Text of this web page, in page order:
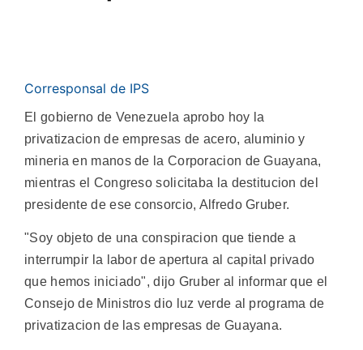
Corresponsal de IPS
El gobierno de Venezuela aprobo hoy la
privatizacion de empresas de acero, aluminio y
mineria en manos de la Corporacion de Guayana,
mientras el Congreso solicitaba la destitucion del
presidente de ese consorcio, Alfredo Gruber.
"Soy objeto de una conspiracion que tiende a
interrumpir la labor de apertura al capital privado
que hemos iniciado", dijo Gruber al informar que el
Consejo de Ministros dio luz verde al programa de
privatizacion de las empresas de Guayana.